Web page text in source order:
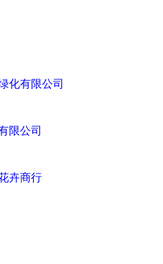
化有限公司
限公司
卉商行